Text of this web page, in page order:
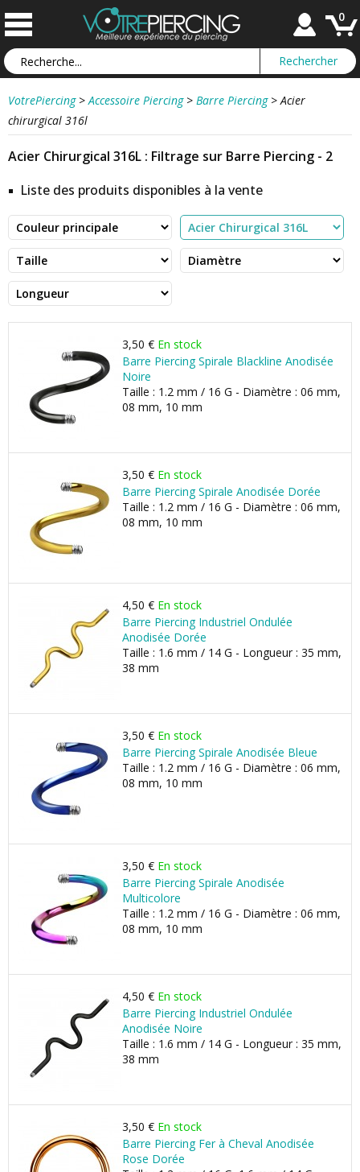
0
VotrePiercing > Accessoire Piercing > Barre Piercing > Acier
chirurgical 316l
Acier Chirurgical 316L : Filtrage sur Barre Piercing - 2
Liste des produits disponibles à la vente
3,50 € En stock
Barre Piercing Spirale Blackline Anodisée
Noire
Taille : 1.2 mm / 16 G - Diamètre : 06 mm,
08 mm, 10 mm
3,50 € En stock
Barre Piercing Spirale Anodisée Dorée
Taille : 1.2 mm / 16 G - Diamètre : 06 mm,
08 mm, 10 mm
4,50 € En stock
Barre Piercing Industriel Ondulée
Anodisée Dorée
Taille : 1.6 mm / 14 G - Longueur : 35 mm,
38 mm
3,50 € En stock
Barre Piercing Spirale Anodisée Bleue
Taille : 1.2 mm / 16 G - Diamètre : 06 mm,
08 mm, 10 mm
3,50 € En stock
Barre Piercing Spirale Anodisée
Multicolore
Taille : 1.2 mm / 16 G - Diamètre : 06 mm,
08 mm, 10 mm
4,50 € En stock
Barre Piercing Industriel Ondulée
Anodisée Noire
Taille : 1.6 mm / 14 G - Longueur : 35 mm,
38 mm
3,50 € En stock
Barre Piercing Fer à Cheval Anodisée
Rose Dorée